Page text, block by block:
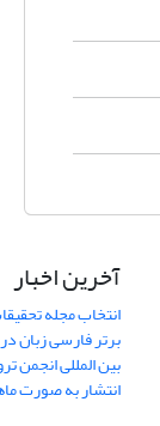
آخرین اخبار
انتخاب مجله
بین المللی انجمن
انتشار به صورت